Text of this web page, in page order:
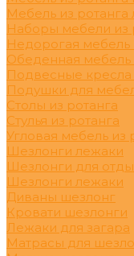
Мебель из ротанга
Наборы мебели из
Недорогая мебель
Обеденная мебель
Подвесные кресла
Подушки для
Столы из ротанга
Стулья из ротанга
Угловая мебель из
Шезлонги лежаки
Шезлонги для
Шезлонги лежаки
Диваны шезлонг
Кровати шезлонги
Лежаки для загара
Матрасы для